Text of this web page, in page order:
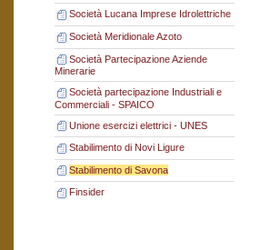
Società Lucana Imprese Idrolettriche
Società Meridionale Azoto
Società Partecipazione Aziende
Minerarie
Società partecipazione Industriali e
Commerciali - SPAICO
Unione esercizi elettrici - UNES
Stabilimento di Novi Ligure
Stabilimento di Savona
Finsider